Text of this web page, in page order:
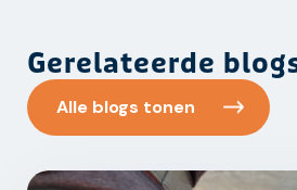
Gerelateerde
Alle blogs tonen